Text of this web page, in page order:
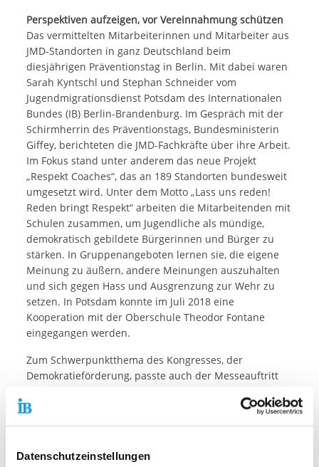
Datenschutzeinstellungen
Perspektiven aufzeigen, vor Vereinnahmung schützen
Das vermittelten Mitarbeiterinnen und Mitarbeiter aus
JMD-Standorten in ganz Deutschland beim
diesjährigen Präventionstag in Berlin. Mit dabei waren
Sarah Kyntschl und Stephan Schneider vom
Jugendmigrationsdienst Potsdam des Internationalen
Bundes (IB) Berlin-Brandenburg. Im Gespräch mit der
Schirmherrin des Präventionstags, Bundesministerin
Giffey, berichteten die JMD-Fachkräfte über ihre Arbeit.
Im Fokus stand unter anderem das neue Projekt
„Respekt Coaches“, das an 189 Standorten bundesweit
umgesetzt wird. Unter dem Motto „Lass uns reden!
Reden bringt Respekt“ arbeiten die Mitarbeitenden mit
Schulen zusammen, um Jugendliche als mündige,
demokratisch gebildete Bürgerinnen und Bürger zu
stärken. In Gruppenangeboten lernen sie, die eigene
Meinung zu äußern, andere Meinungen auszuhalten
und sich gegen Hass und Ausgrenzung zur Wehr zu
setzen. In Potsdam konnte im Juli 2018 eine
Kooperation mit der Oberschule Theodor Fontane
eingegangen werden.
Zum Schwerpunktthema des Kongresses, der
Demokratieförderung, passte auch der Messeauftritt
Videostationen konnten Besucherinnen und Besucher
virtuell mit Menschen aus anderen Kulturen ins
Ansichten und Träume auszutauschen ist ein Ziel der